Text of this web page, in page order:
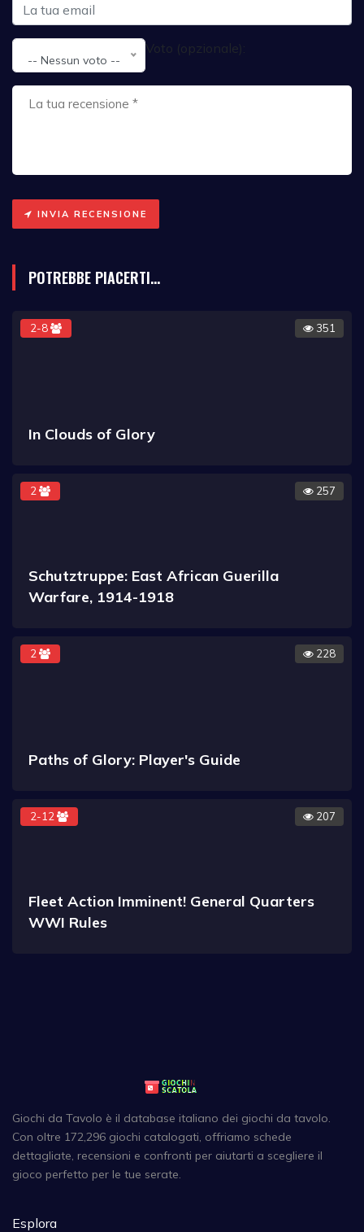
Voto (opzionale):
-- Nessun voto --
INVIA RECENSIONE
POTREBBE PIACERTI...
2-8 351
In Clouds of Glory
2 257
Schutztruppe: East African Guerilla
Warfare, 1914-1918
2 228
Paths of Glory: Player's Guide
2-12 207
Fleet Action Imminent! General Quarters
WWI Rules
Giochi da Tavolo è il database italiano dei giochi da tavolo.
Con oltre 172,296 giochi catalogati, offriamo schede
dettagliate, recensioni e confronti per aiutarti a scegliere il
gioco perfetto per le tue serate.
Esplora